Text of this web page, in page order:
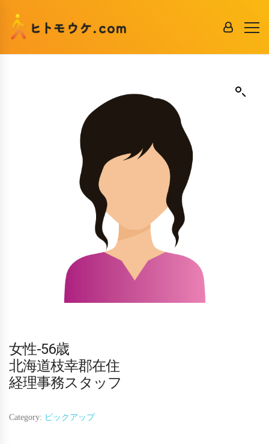
女性-56歳
北海道枝幸郡在住
経理事務スタッフ
Category: ピックアップ